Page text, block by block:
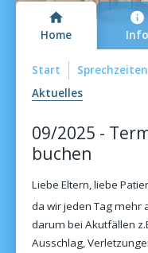
Home Info
Start Sprechzeiten
Aktuelles
09/2025 -
buchen
Liebe Eltern, liebe
da wir jeden Tag mehr
darum bei Akutfällen
Ausschlag,